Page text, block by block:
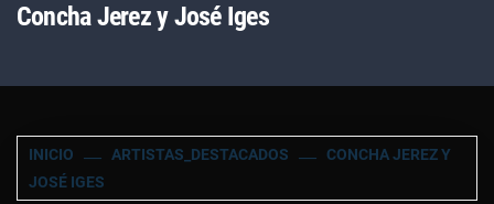
Concha Jerez y José Iges
INICIO ARTISTAS_DESTACADOS
CONCHA JEREZ Y
JOSÉ IGES